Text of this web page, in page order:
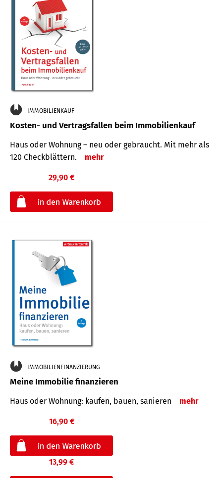
IMMOBILIENKAUF
Kosten- und Vertragsfallen beim Immobilienkauf
Haus oder Wohnung – neu oder gebraucht. Mit mehr als
120 Check­blättern.
mehr
29,90 €
IMMOBILIENFINANZIERUNG
Meine Immobilie finanzieren
Haus oder Wohnung: kaufen, bauen, sanieren mehr
16,90 €
13,99 €